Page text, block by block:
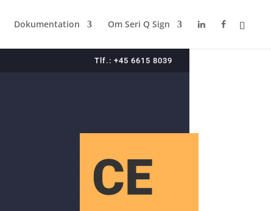
Dokumentation Om Seri Q Sign
Tlf.: +45 6615 8039
CE